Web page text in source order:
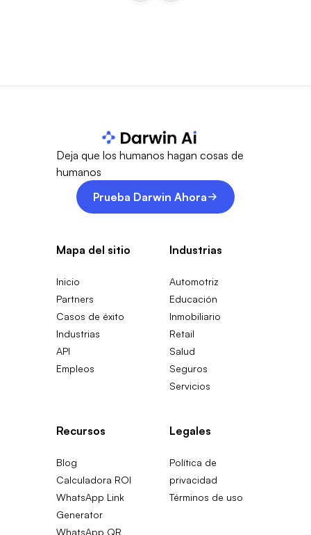
Deja que los humanos hagan cosas de
humanos
Prueba Darwin Ahora
Mapa del sitio
Inicio
Partners
Casos de éxito
Industrias
API
Empleos
Industrias
Automotriz
Educación
Inmobiliario
Retail
Salud
Seguros
Servicios
Recursos
Blog
Calculadora ROI
WhatsApp Link
Generator
WhatsApp QR
Legales
Política de
privacidad
Términos de uso